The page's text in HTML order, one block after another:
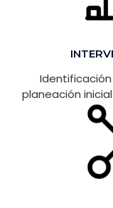
planeación